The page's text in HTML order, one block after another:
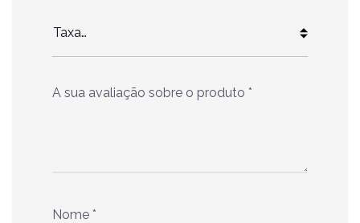
A sua avaliação sobre o produto *
Nome *